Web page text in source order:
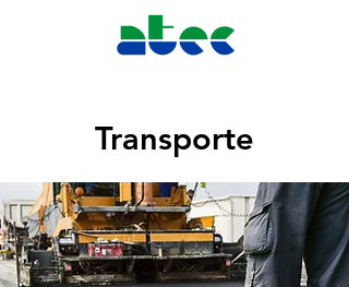
Transporte